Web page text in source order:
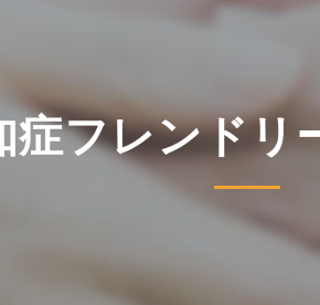
症フレンドリ